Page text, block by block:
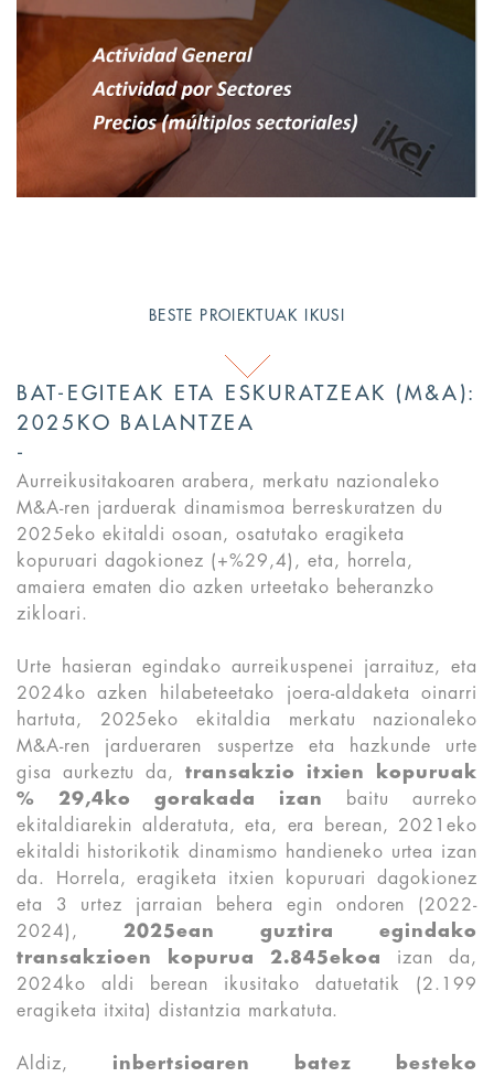
BESTE PROIEKTUAK IKUSI
BAT-EGITEAK ETA ESKURATZEAK (M&A):
2025KO BALANTZEA
Aurreikusitakoaren arabera, merkatu nazionaleko
M&A-ren jarduerak dinamismoa berreskuratzen du
2025eko ekitaldi osoan, osatutako eragiketa
kopuruari dagokionez (+%29,4), eta, horrela,
amaiera ematen dio azken urteetako beheranzko
zikloari.
Urte hasieran egindako aurreikuspenei jarraituz, eta
2024ko azken hilabeteetako joera-aldaketa oinarri
hartuta, 2025eko ekitaldia merkatu nazionaleko
M&A-ren jardueraren suspertze eta hazkunde urte
gisa aurkeztu da,transakzio itxien kopuruak
% 29,4ko gorakada izan
baitu aurreko
ekitaldiarekin alderatuta, eta, era berean, 2021eko
ekitaldi historikotik dinamismo handieneko urtea izan
da. Horrela, eragiketa itxien kopuruari dagokionez
eta 3 urtez jarraian behera egin ondoren (2022-
2024), 2025ean guztira egindako
transakzioen kopurua 2.845ekoa izan
da,
2024ko aldi berean ikusitako datuetatik (2.199
eragiketa itxita) distantzia markatuta.
Aldiz, inbertsioaren batez besteko